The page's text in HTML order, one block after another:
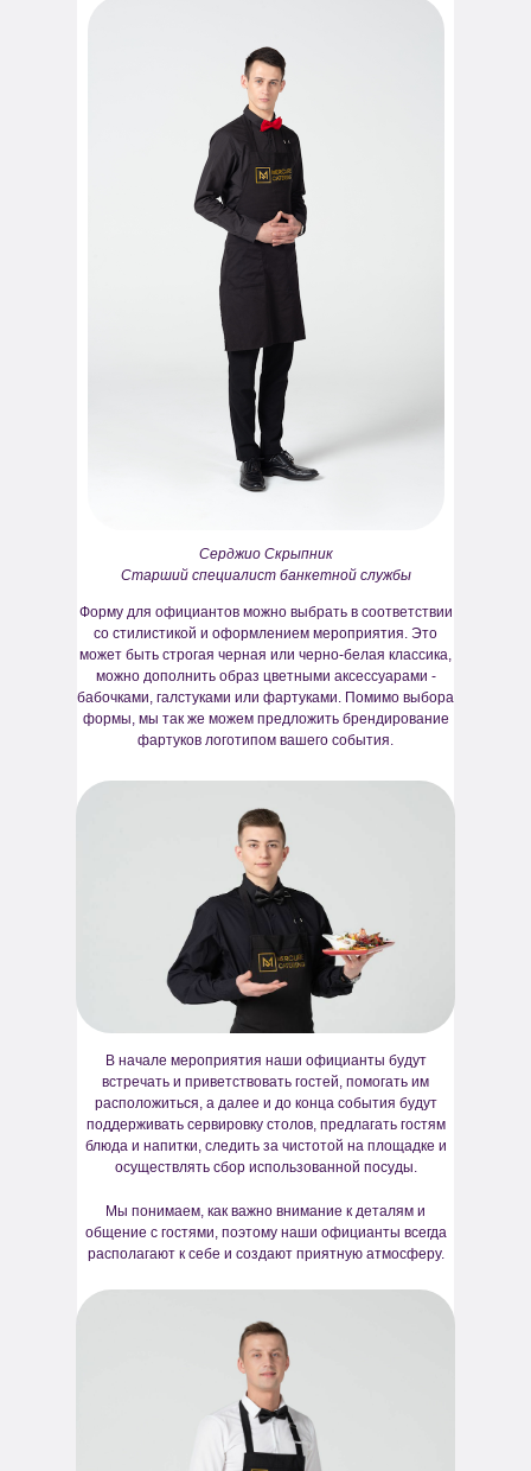
Серджио Скрыпник
Старший специалист банкетной службы
Форму для официантов можно выбрать в соответствии
со стилистикой и оформлением мероприятия. Это
может быть строгая черная или черно-белая классика,
можно дополнить образ цветными аксессуарами -
бабочками, галстуками или фартуками. Помимо выбора
формы, мы так же можем предложить брендирование
фартуков логотипом вашего события.
Мы понимаем, как важно внимание к деталям и
общение с гостями, поэтому наши официанты всегда
располагают к себе и создают приятную атмосферу.
В начале мероприятия наши официанты будут
встречать и приветствовать гостей, помогать им
расположиться, а далее и до конца события будут
поддерживать сервировку столов, предлагать гостям
блюда и напитки, следить за чистотой на площадке и
осуществлять сбор использованной посуды.